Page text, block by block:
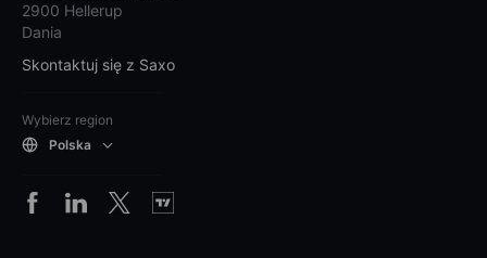
2900 Hellerup
Dania
Skontaktuj się z Saxo
Wybierz region
Polska